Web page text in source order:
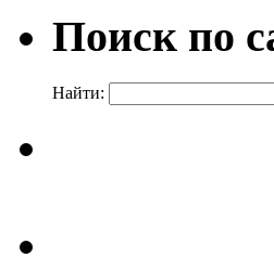
Поиск по
Найти: